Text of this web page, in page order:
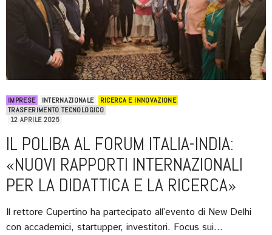
IMPRESE INTERNAZIONALE
RICERCA E INNOVAZIONE
TRASFERIMENTO TECNOLOGICO
12 APRILE 2025
IL POLIBA AL FORUM ITALIA-INDIA:
«NUOVI RAPPORTI INTERNAZIONALI
PER LA DIDATTICA E LA RICERCA»
Il rettore Cupertino ha partecipato all’evento di New Delhi
con accademici, startupper, investitori. Focus sui…